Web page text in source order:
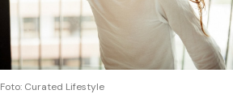
Foto: Curated Lifestyle